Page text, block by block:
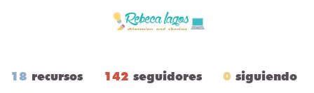
18 recursos 142 seguidores 0 siguiendo